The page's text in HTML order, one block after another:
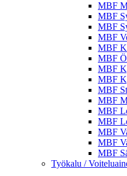
MBF
MBF
MBF
MBF
MBF
MBF
MBF
MBF
MBF
MBF
MBF
MBF
MBF
MBF
MBF
Työkalu /